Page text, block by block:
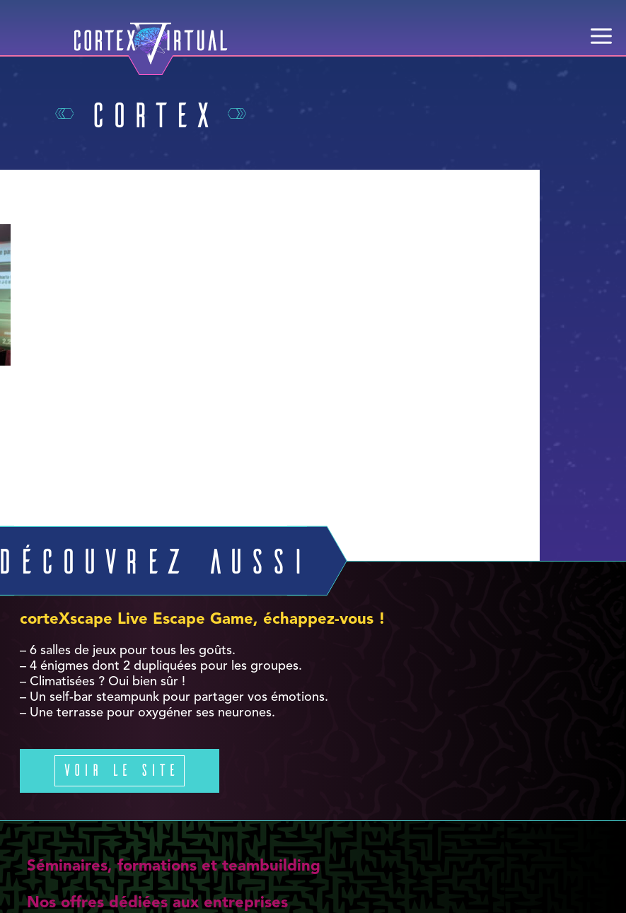
Cortex
Découvrez aussi
corteXscape Live Escape Game, échappez-vous !
– 6 salles de jeux pour tous les goûts.
– 4 énigmes dont 2 dupliquées pour les groupes.
– Climatisées ? Oui bien sûr !
– Un self-bar steampunk pour partager vos émotions.
– Une terrasse pour oxygéner ses neurones.
Voir le site
Séminaires, formations et teambuilding
Nos offres dédiées aux entreprises